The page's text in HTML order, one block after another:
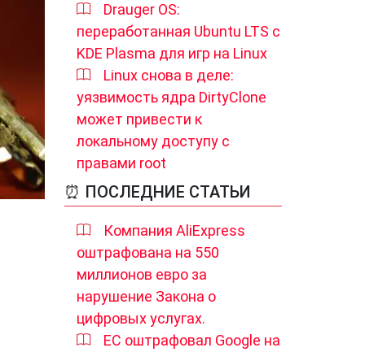
Drauger OS:
переработанная Ubuntu LTS с
KDE Plasma для игр на Linux
Linux снова в деле:
уязвимость ядра DirtyClone
может привести к
локальному доступу с
правами root
⏰ ПОСЛЕДНИЕ СТАТЬИ
Компания AliExpress
оштрафована на 550
миллионов евро за
нарушение Закона о
цифровых услугах.
ЕС оштрафовал Google на